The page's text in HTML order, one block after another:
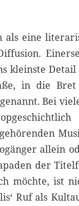
eine
kleinste
in die
Bei
allein
der
möchte, ist
Ruf als